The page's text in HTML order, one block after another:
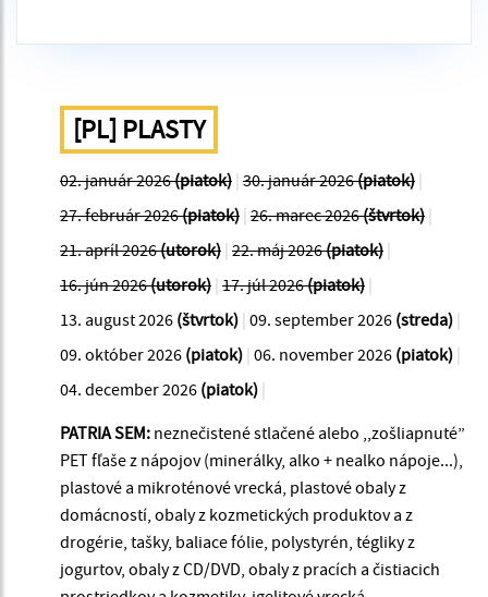
[PL] PLASTY
02. január 2026(piatok) | 30. január 2026(piatok) |
27. február 2026(piatok) | 26. marec 2026(štvrtok) |
21. apríl 2026(utorok) | 22. máj 2026(piatok) |
16. jún 2026(utorok) | 17. júl 2026(piatok) |
13. august 2026 (štvrtok) | 09. september 2026 (streda) |
09. október 2026 (piatok) | 06. november 2026 (piatok) |
04. december 2026 (piatok) |
PATRIA SEM: neznečistené stlačené alebo ,,zošliapnuté”
PET fľaše z nápojov (minerálky, alko + nealko nápoje...),
plastové a mikroténové vrecká, plastové obaly z
domácností, obaly z kozmetických produktov a z
drogérie, tašky, baliace fólie, polystyrén, tégliky z
jogurtov, obaly z CD/DVD, obaly z pracích a čistiacich